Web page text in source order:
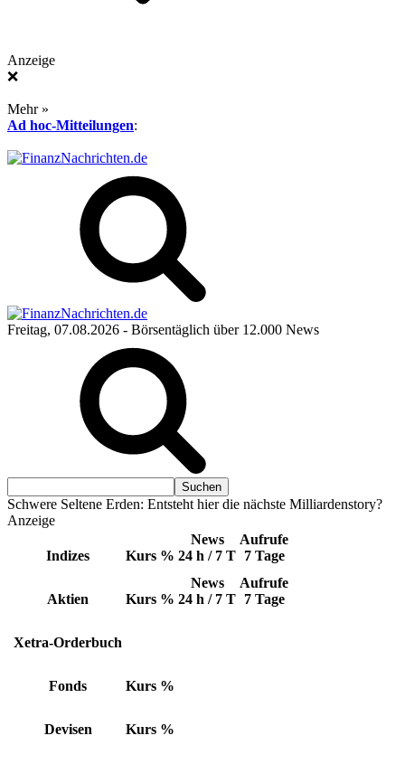
Anzeige
❌
Mehr »
Ad hoc-Mitteilungen:
Freitag, 07.08.2026 - Börsentäglich über 12.000 News
Schwere Seltene Erden: Entsteht hier die nächste Milliardenstory?
Anzeige
Indizes Kurs %
News
24 h / 7 T
Aufrufe
7 Tage
Aktien Kurs %
News
24 h / 7 T
Aufrufe
7 Tage
Xetra-Orderbuch
Fonds Kurs %
Devisen Kurs %